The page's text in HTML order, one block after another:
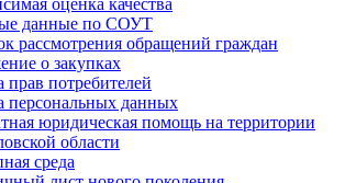
оценка качества
данные по СОУТ
рассмотрения обращений граждан
о закупках
прав потребителей
персональных данных
юридическая помощь на территории
области
среда